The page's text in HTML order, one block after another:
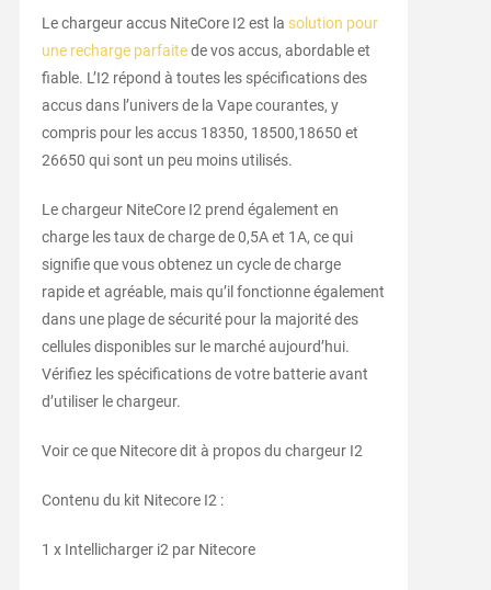
Le chargeur accus NiteCore I2 est la solution pour
une recharge parfaitede vos accus, abordable et
fiable. L’I2 répond à toutes les spécifications des
accus dans l’univers de la Vape courantes, y
compris pour les accus 18350, 18500,18650 et
26650 qui sont un peu moins utilisés.
Le chargeur NiteCore I2 prend également en
charge les taux de charge de 0,5A et 1A, ce qui
signifie que vous obtenez un cycle de charge
rapide et agréable, mais qu’il fonctionne également
dans une plage de sécurité pour la majorité des
cellules disponibles sur le marché aujourd’hui.
Vérifiez les spécifications de votre batterie avant
d’utiliser le chargeur.
Voir ce que Nitecore dit à propos du chargeur I2
Contenu du kit Nitecore I2 :
1 x Intellicharger i2 par Nitecore